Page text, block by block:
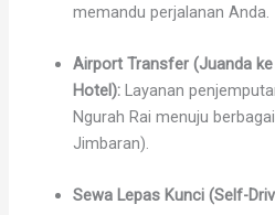
memandu perjalanan Anda.
Airport Transfer (Juanda
Hotel): Layanan
Ngurah Rai menuju
Jimbaran).
Sewa Lepas Kunci (Self-